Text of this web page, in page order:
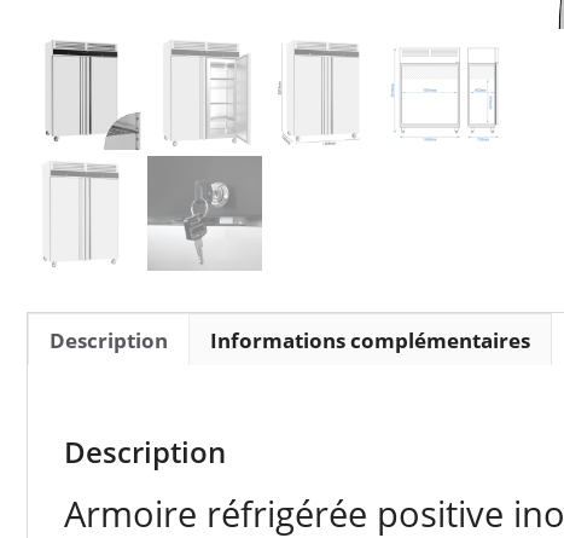
Description Informations complémentaires
Description
Armoire réfrigérée positive